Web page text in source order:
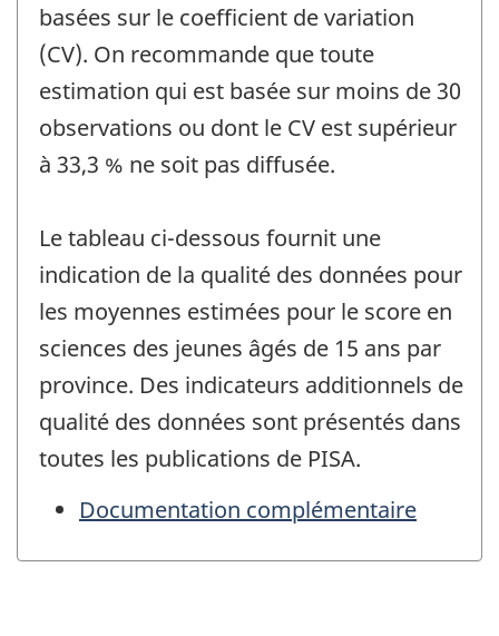
basées sur le coefficient de variation
(CV). On recommande que toute
estimation qui est basée sur moins de 30
observations ou dont le CV est supérieur
à 33,3 % ne soit pas diffusée.
Le tableau ci-dessous fournit une
indication de la qualité des données pour
les moyennes estimées pour le score en
sciences des jeunes âgés de 15 ans par
province. Des indicateurs additionnels de
qualité des données sont présentés dans
toutes les publications de PISA.
Documentation complémentaire